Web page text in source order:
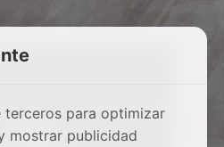
para optimizar
mostrar publicidad